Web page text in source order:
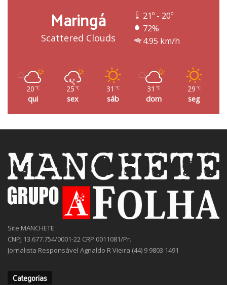
Maringá
Scattered Clouds
21º - 20º
72%
4.95 km/h
20 ℃
qui
25 ℃
sex
31 ℃
sáb
31 ℃
dom
29 ℃
seg
Site MANCHETE
CNPJ 13.677.754/0001-22 CRP 0011081/Pr.
Jornalista Responsável Agnaldo R Vieira (44) 9 9803 1491
Categorias